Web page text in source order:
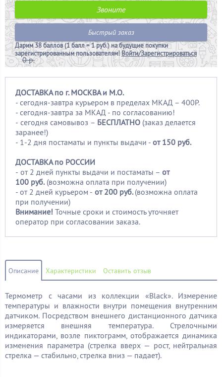
0 р.
Звоните
Быстрый заказ
Дарим38 баллов (1 балл = 1 руб.)на будущие покупки
зарегистрированным пользователям!Войти/Зарегистрироваться
ДОСТАВКА по г. МОСКВА и М.О.
- сегодня-завтра курьером в пределах МКАД – 400Р.
- сегодня-завтра за МКАД - по согласованию!
- сегодня самовывоз – БЕСПЛАТНО (заказ делается
заранее!)
- 1-2 дня постаматы и пункты выдачи - от 150 руб.
ДОСТАВКА по РОССИИ
- от 2 дней пункты выдачи и постаматы – от
100 руб. (возможна оплата при получении)
- от 2 дней курьером - от 200 руб.(возможна оплата
при получении)
Внимание! Точные сроки и стоимость уточняет
оператор при согласовании заказа.
Описание Характеристики Оставить отзыв
Термометр с часами из коллекции «Black». Измерение
температуры и влажности внутри помещения внутренним
датчиком. Посредством внешнего дистанционного датчика
измеряется внешняя температура. Стрелочными
индикаторами, возле пиктограмм, отображается динамика
изменения параметра (стрелка вверх — рост, нейтральная
стрелка — стабильно, стрелка вниз — падает).